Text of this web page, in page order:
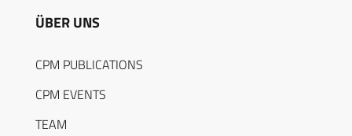
ÜBER UNS
CPM PUBLICATIONS
CPM EVENTS
TEAM